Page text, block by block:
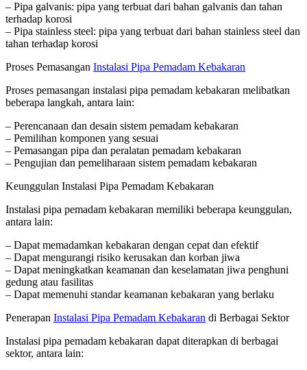
– Pipa galvanis: pipa yang terbuat dari bahan galvanis dan tahan
terhadap korosi
– Pipa stainless steel: pipa yang terbuat dari bahan stainless steel dan
tahan terhadap korosi
Proses Pemasangan Instalasi Pipa Pemadam Kebakaran
Proses pemasangan instalasi pipa pemadam kebakaran melibatkan
beberapa langkah, antara lain:
– Perencanaan dan desain sistem pemadam kebakaran
– Pemilihan komponen yang sesuai
– Pemasangan pipa dan peralatan pemadam kebakaran
– Pengujian dan pemeliharaan sistem pemadam kebakaran
Keunggulan Instalasi Pipa Pemadam Kebakaran
Instalasi pipa pemadam kebakaran memiliki beberapa keunggulan,
antara lain:
– Dapat memadamkan kebakaran dengan cepat dan efektif
– Dapat mengurangi risiko kerusakan dan korban jiwa
– Dapat meningkatkan keamanan dan keselamatan jiwa penghuni
gedung atau fasilitas
– Dapat memenuhi standar keamanan kebakaran yang berlaku
Penerapan Instalasi Pipa Pemadam Kebakaran di Berbagai Sektor
Instalasi pipa pemadam kebakaran dapat diterapkan di berbagai
sektor, antara lain: